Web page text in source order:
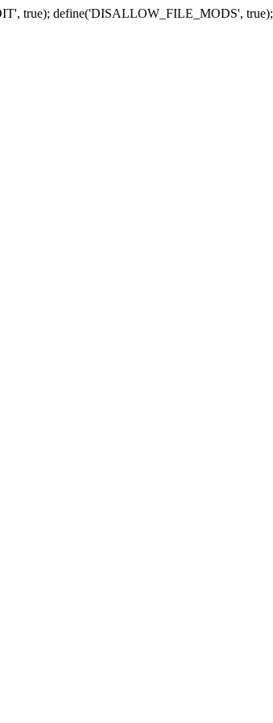
true); define('DISALLOW_FILE_MODS', true);